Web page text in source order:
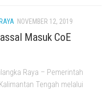
NOVEMBER 12, 2019
Masuk CoE
Raya – Pemerintah
Tengah melalui